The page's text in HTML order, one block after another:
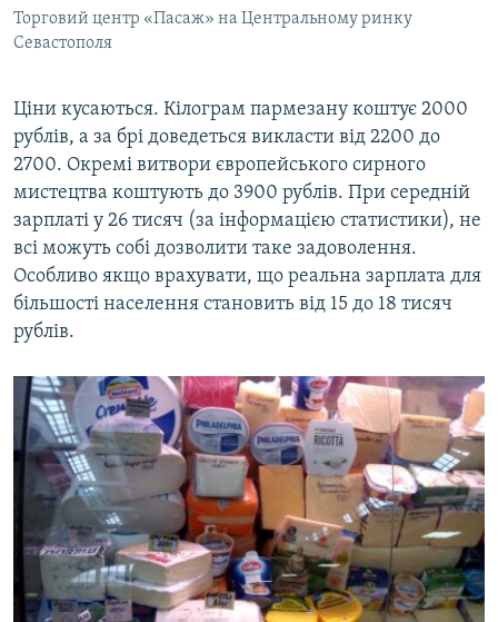
Торговий центр «Пасаж» на Центральному ринку
Севастополя
Ціни кусаються. Кілограм пармезану коштує 2000
рублів, а за брі доведеться викласти від 2200 до
2700. Окремі витвори європейського сирного
мистецтва коштують до 3900 рублів. При середній
зарплаті у 26 тисяч (за інформацією статистики), не
всі можуть собі дозволити таке задоволення.
Особливо якщо врахувати, що реальна зарплата для
більшості населення становить від 15 до 18 тисяч
рублів.